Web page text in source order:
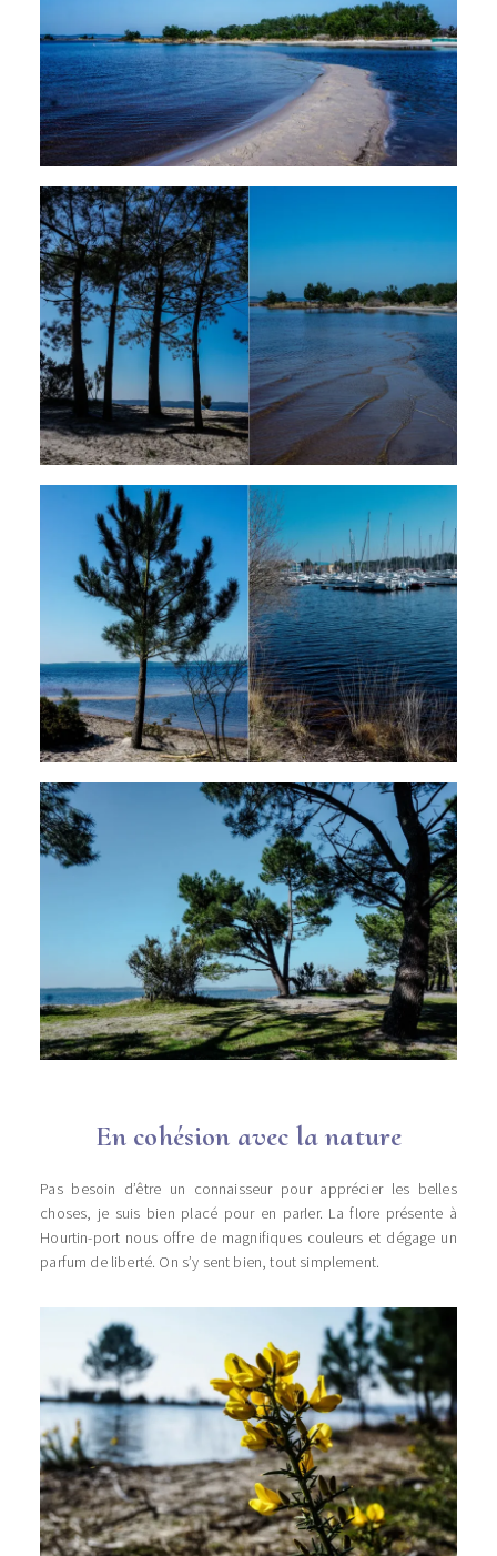
En cohésion avec la nature
Pas besoin d’être un connaisseur pour apprécier les belles
choses, je suis bien placé pour en parler. La flore présente à
Hourtin-port nous offre de magnifiques couleurs et dégage un
parfum de liberté. On s’y sent bien, tout simplement.